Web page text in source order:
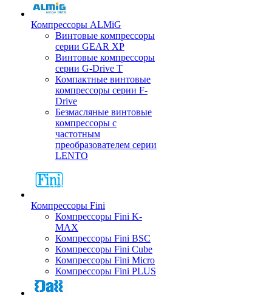
Компрессоры ALMiG
Винтовые компрессоры
серии GEAR XP
Винтовые компрессоры
серии G-Drive T
Компактные винтовые
компрессоры серии F-
Drive
Безмасляные винтовые
компрессоры с
частотным
преобразователем серии
LENTO
Компрессоры Fini
Компрессоры Fini K-
MAX
Компрессоры Fini BSC
Компрессоры Fini Cube
Компрессоры Fini Micro
Компрессоры Fini PLUS